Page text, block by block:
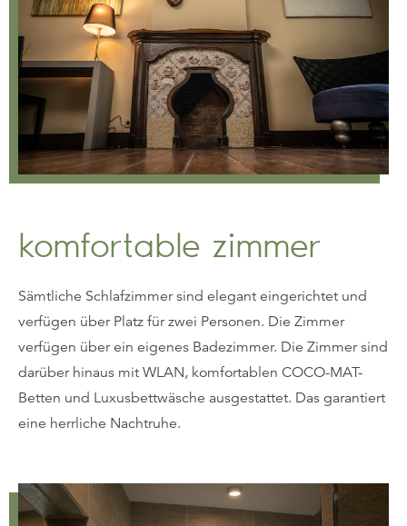
komfortable zimmer
Sämtliche Schlafzimmer sind elegant eingerichtet und
verfügen über Platz für zwei Personen. Die Zimmer
verfügen über ein eigenes Badezimmer. Die Zimmer sind
darüber hinaus mit WLAN, komfortablen COCO-MAT-
Betten und Luxusbettwäsche ausgestattet. Das garantiert
eine herrliche Nachtruhe.